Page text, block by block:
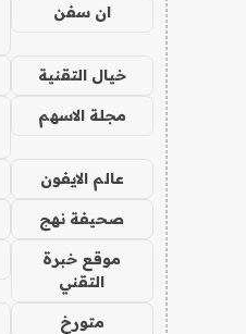
ان سفن
خيال التقنية
مجلة الاسهم
عالم الايفون
صحيفة نهج
موقع خبرة
التقني
متورخ